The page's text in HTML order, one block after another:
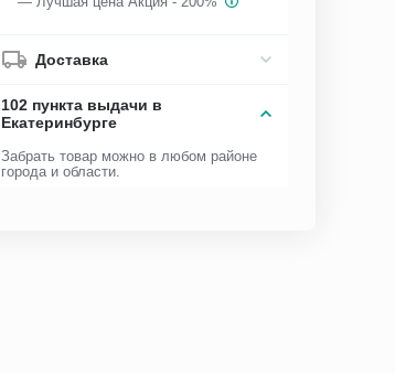
Доставка
102 пункта выдачи в
Екатеринбурге
Забрать товар можно в любом районе
города и области.